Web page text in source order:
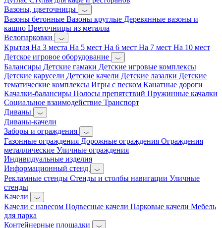
Вазоны, цветочницы
Вазоны бетонные Вазоны круглые Деревянные вазоны и
кашпо Цветочницы из металла
Велопарковки
Крытая На 3 места На 5 мест На 6 мест На 7 мест На 10 мест
Детское игровое оборудование
Балансиры Детские гамаки Детские игровые комплексы
Детские карусели Детские качели Детские лазалки Детские
тематические комплексы Игры с песком Канатные дороги
Качалки-балансиры Полосы препятствий Пружинные качалки
Социальное взаимодействие Транспорт
Диваны
Диваны-качели
Заборы и ограждения
Газонные ограждения Дорожные ограждения Ограждения
металлические Уличные ограждения
Индивидуальные изделия
Информационный стенд
Рекламные стенды Стенды и столбы навигации Уличные
стенды
Качели
Качели с навесом Подвесные качели Парковые качели Мебель
для парка
Контейнерные площадки